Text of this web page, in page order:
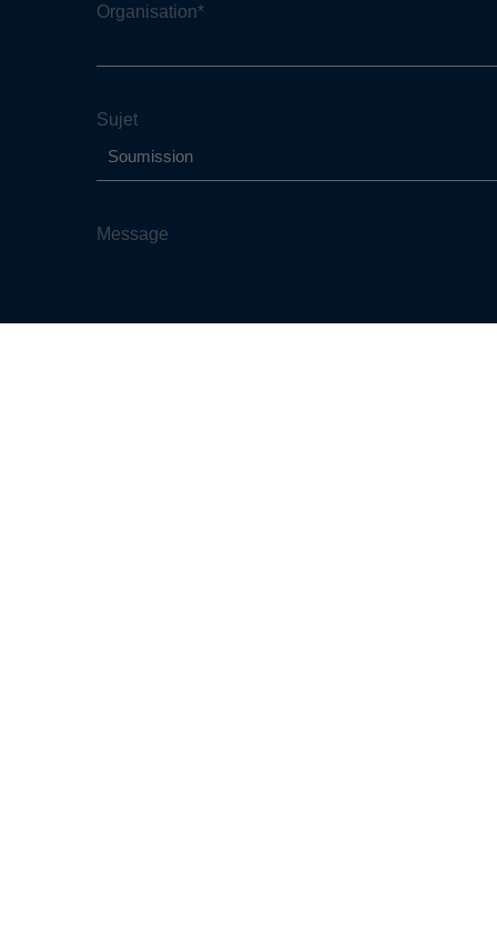
Organisation*
Sujet
Message